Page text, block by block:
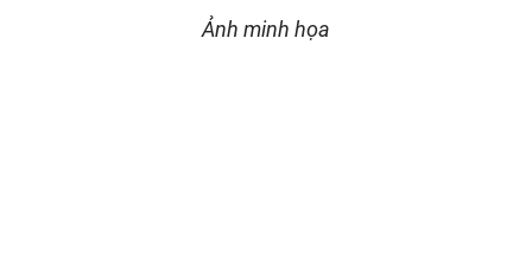
Ảnh minh họa